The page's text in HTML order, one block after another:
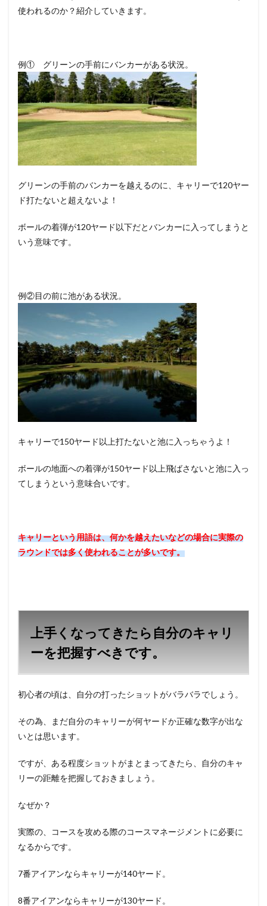
使われるのか？紹介していきます。
例① グリーンの手前にバンカーがある状況。
グリーンの手前のバンカーを越えるのに、キャリーで120ヤー
ド打たないと超えないよ！
ボールの着弾が120ヤード以下だとバンカーに入ってしまうと
いう意味です。
例②目の前に池がある状況。
キャリーで150ヤード以上打たないと池に入っちゃうよ！
ボールの地面への着弾が150ヤード以上飛ばさないと池に入っ
てしまうという意味合いです。
キャリーという用語は、何かを越えたいなどの場合に実際の
ラウンドでは多く使われることが多いです。
上手くなってきたら自分のキャリ
ーを把握すべきです。
初心者の頃は、自分の打ったショットがバラバラでしょう。
その為、まだ自分のキャリーが何ヤードか正確な数字が出な
いとは思います。
ですが、ある程度ショットがまとまってきたら、自分のキャ
リーの距離を把握しておきましょう。
なぜか？
実際の、コースを攻める際のコースマネージメントに必要に
なるからです。
7番アイアンならキャリーが140ヤード。
8番アイアンならキャリーが130ヤード。